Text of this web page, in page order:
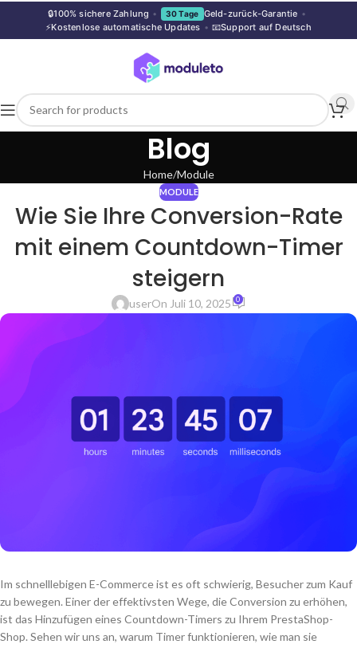
🔒100% sichere Zahlung • 30 Tage Geld-zurück-Garantie •
⚡Kostenlose automatische Updates • 📧Support auf Deutsch
Blog
Home Module
MODULE
Wie Sie Ihre Conversion-Rate
mit einem Countdown-Timer
steigern
userOn Juli 10, 2025 0
Im schnelllebigen E-Commerce ist es oft schwierig, Besucher zum Kauf
zu bewegen. Einer der effektivsten Wege, die Conversion zu erhöhen,
ist das Hinzufügen eines Countdown-Timers zu Ihrem PrestaShop-
Shop. Sehen wir uns an, warum Timer funktionieren, wie man sie